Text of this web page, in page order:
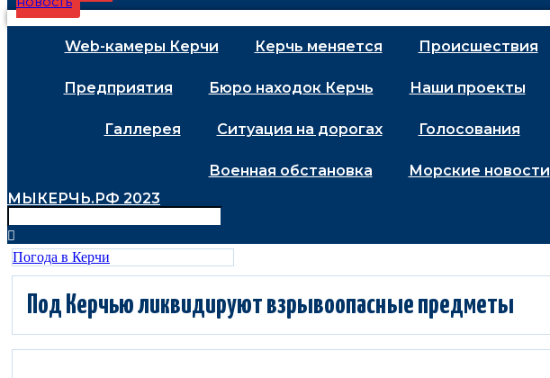
Web-камеры Керчи Керчь меняется Проиcшествия
Предприятия Бюро находок Керчь Наши проекты
Галлерея Ситуация на дорогах Голосования
Военная обстановка Морские новости
МЫКЕРЧЬ.РФ 2023
Погода в Керчи
Под Керчью ликвидируют взрывоопасные предметы